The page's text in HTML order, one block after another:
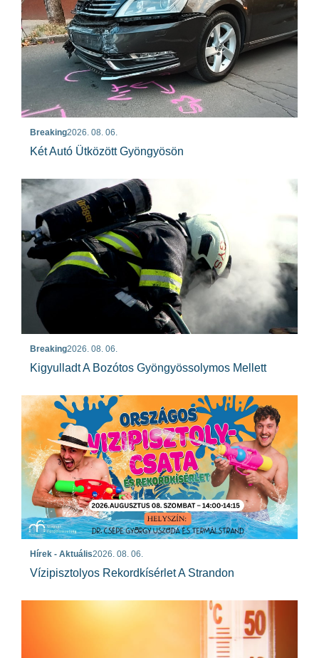
Breaking2026. 08. 06.
Két Autó Ütközött Gyöngyösön
Breaking2026. 08. 06.
Kigyulladt A Bozótos Gyöngyössolymos Mellett
Hírek - Aktuális2026. 08. 06.
Vízipisztolyos Rekordkísérlet A Strandon